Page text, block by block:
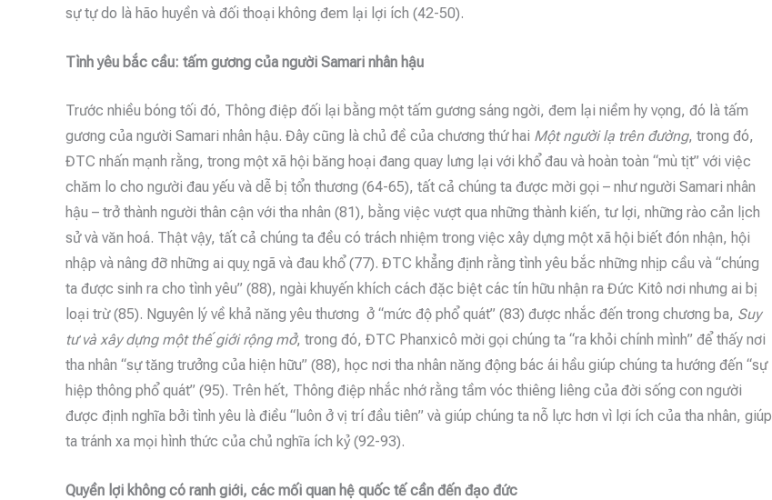
sự tự do là hão huyền và đối thoại không đem lại lợi ích (42-50).
Tình yêu bắc cầu: tấm gương của người Samari nhân hậu
Trước nhiều bóng tối đó, Thông điệp đối lại bằng một tấm gương sáng ngời, đem lại niềm hy vọng, đó là tấm
gương của người Samari nhân hậu. Đây cũng là chủ đề của chương thứ hai Một người lạ trên đường, trong đó,
ĐTC nhấn mạnh rằng, trong một xã hội băng hoại đang quay lưng lại với khổ đau và hoàn toàn “mù tịt” với việc
chăm lo cho người đau yếu và dễ bị tổn thương (64-65), tất cả chúng ta được mời gọi – như người Samari nhân
hậu – trở thành người thân cận với tha nhân (81), bằng việc vượt qua những thành kiến, tư lợi, những rào cản lịch
sử và văn hoá. Thật vậy, tất cả chúng ta đều có trách nhiệm trong việc xây dựng một xã hội biết đón nhận, hội
nhập và nâng đỡ những ai quỵ ngã và đau khổ (77). ĐTC khẳng định rằng tình yêu bắc những nhịp cầu và “chúng
ta được sinh ra cho tình yêu” (88), ngài khuyến khích cách đặc biệt các tín hữu nhận ra Đức Kitô nơi nhưng ai bị
loại trừ (85). Nguyên lý về khả năng yêu thương ở “mức độ phổ quát” (83) được nhắc đến trong chương ba, Suy
tư và xây dựng một thế giới rộng mở, trong đó, ĐTC Phanxicô mời gọi chúng ta “ra khỏi chính mình” để thấy nơi
tha nhân “sự tăng trưởng của hiện hữu” (88), học nơi tha nhân năng động bác ái hầu giúp chúng ta hướng đến “sự
hiệp thông phổ quát” (95). Trên hết, Thông điệp nhắc nhớ rằng tầm vóc thiêng liêng của đời sống con người
được định nghĩa bởi tình yêu là điều “luôn ở vị trí đầu tiên” và giúp chúng ta nỗ lực hơn vì lợi ích của tha nhân, giúp
ta tránh xa mọi hình thức của chủ nghĩa ích kỷ (92-93).
Quyền lợi không có ranh giới, các mối quan hệ quốc tế cần đến đạo đức